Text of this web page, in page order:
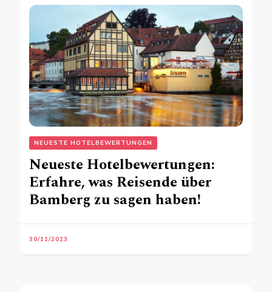
NEUESTE HOTELBEWERTUNGEN
Neueste Hotelbewertungen:
Erfahre, was Reisende über
Bamberg zu sagen haben!
30/11/2023